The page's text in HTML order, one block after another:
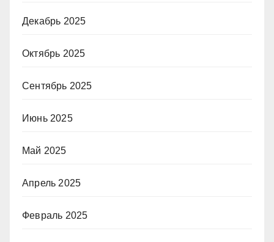
Декабрь 2025
Октябрь 2025
Сентябрь 2025
Июнь 2025
Май 2025
Апрель 2025
Февраль 2025